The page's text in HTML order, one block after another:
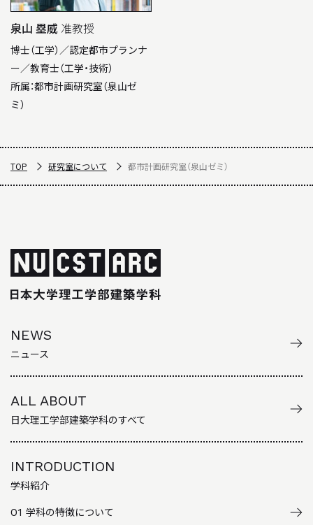
泉山 塁威 准教授
博士（工学）／認定都市プランナ
ー／教育士（工学・技術）
所属：都市計画研究室（泉山ゼ
ミ）
TOP 研究室について 都市計画研究室（泉山ゼミ）
NEWS
ニュース
ALL ABOUT
日大理工学部建築学科のすべて
INTRODUCTION
学科紹介
01 学科の特徴について